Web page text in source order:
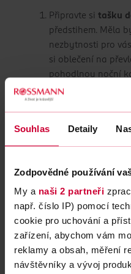
Souhlas Detaily
Zodpovědné používání
My a naši 2 partneři
např. číslo IP) pomocí
cookie pro uchování a
zařízení, abychom vám
reklamy a obsah, měření
návštěvníky a vývoj
Připravte si tašku
předstihem. Měla
nezbytnosti pro
si oblečení na
pohodlnou noční
pantofle,
jednorázové
nezapomeňte na
plenkya dětskou
Promluvte si se
asistentkou o
ohledně porodu.
který zahrnuje
pohyb během
jiné podpůrné
které by mohly